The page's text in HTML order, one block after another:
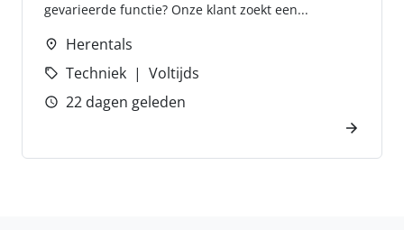
gevarieerde functie? Onze klant zoekt een...
Herentals
Techniek
Voltijds
22 dagen geleden